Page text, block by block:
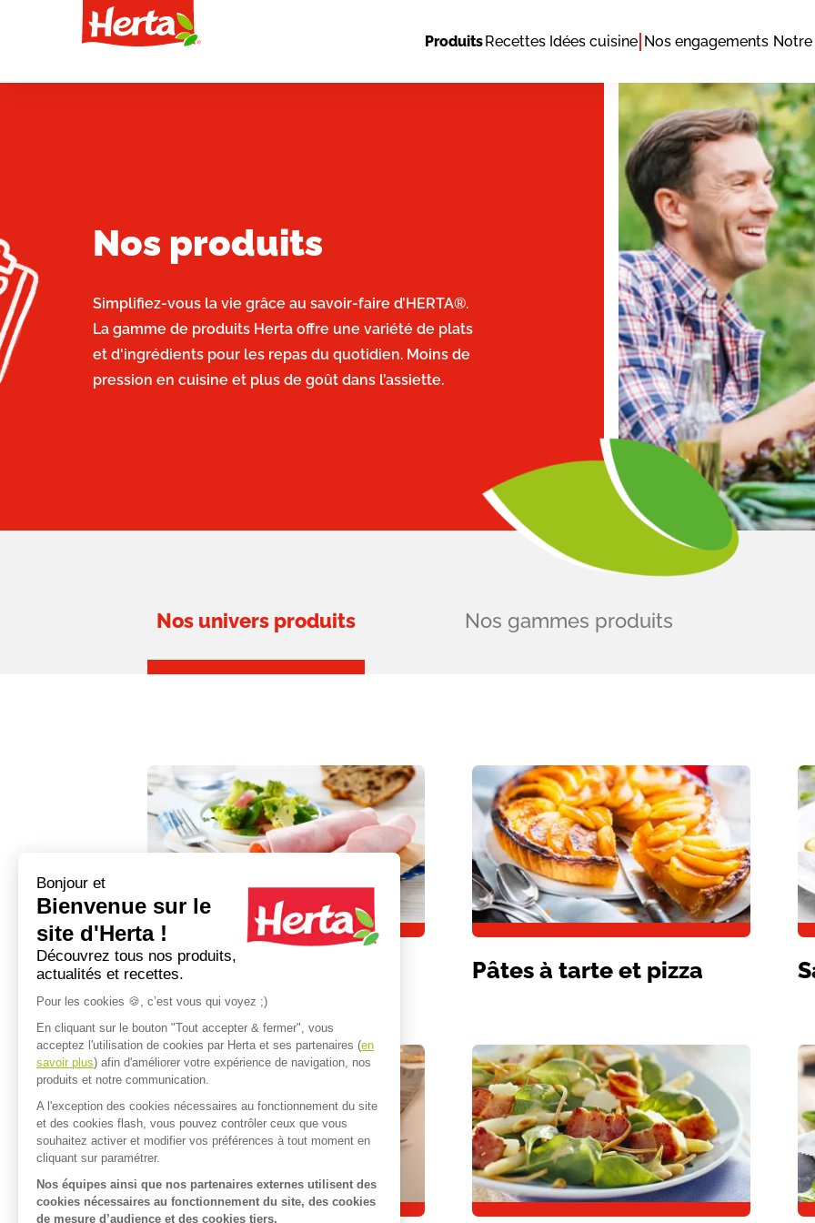
ProduitsRecettes Idées cuisine Nos engagements
Nos produits
Simplifiez-vous la vie grâce au savoir-faire d’HERTA®.
La gamme de produits Herta offre une variété de plats
et d'ingrédients pour les repas du quotidien. Moins de
pression en cuisine et plus de goût dans l’assiette.
Image
Nos univers produits Nos gammes produits
Image
Jambons blancs
Image
Pâtes à tarte et pizza
Image Image
Bonjour et
Bienvenue sur le
site d'Herta !
Découvrez tous nos produits,
actualités et recettes.
Pour les cookies 🍪, c’est vous qui voyez ;)
En cliquant sur le bouton "Tout accepter & fermer", vous
acceptez l'utilisation de cookies par Herta et ses partenaires (en
savoir plus) afin d'améliorer votre expérience de navigation, nos
produits et notre communication.
A l'exception des cookies nécessaires au fonctionnement du site
et des cookies flash, vous pouvez contrôler ceux que vous
souhaitez activer et modifier vos préférences à tout moment en
cliquant sur paramétrer.
Nos équipes ainsi que nos partenaires externes utilisent des
cookies nécessaires au fonctionnement du site, des cookies
de mesure d’audience et des cookies tiers.